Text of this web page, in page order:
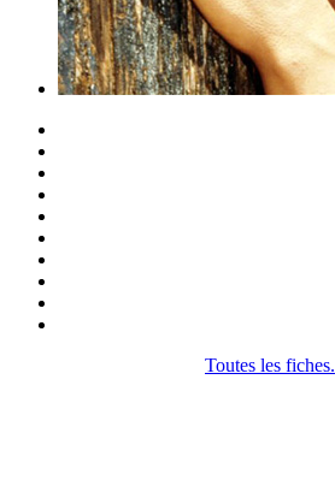
Toutes les fiches.